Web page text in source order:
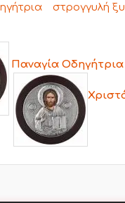
στρογγυλή
Παναγία Οδηγήτρια